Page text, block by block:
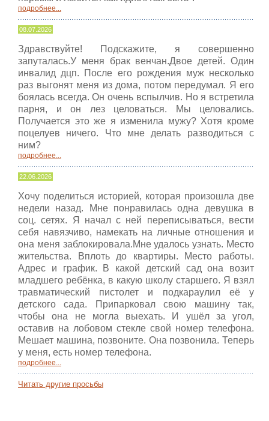
подробнее...
08.07.2026
Здравствуйте! Подскажите, я совершенно
запуталась.У меня брак венчан.Двое детей. Один
инвалид дцп. После его рождения муж несколько
раз выгонят меня из дома, потом передумал. Я его
боялась всегда. Он очень вспылчив. Но я встретила
парня, и он лез целоваться. Мы целовались.
Получается это же я изменила мужу? Хотя кроме
поцелуев ничего. Что мне делать разводиться с
ним?
подробнее...
22.06.2026
Хочу поделиться историей, которая произошла две
недели назад. Мне понравилась одна девушка в
соц. сетях. Я начал с ней переписываться, вести
себя навязчиво, намекать на личные отношения и
она меня заблокировала.Мне удалось узнать. Место
жительства. Вплоть до квартиры. Место работы.
Адрес и график. В какой детский сад она возит
младшего ребёнка, в какую школу старшего. Я взял
травматический пистолет и подкараулил её у
детского сада. Припарковал свою машину так,
чтобы она не могла выехать. И ушёл за угол,
оставив на лобовом стекле свой номер телефона.
Мешает машина, позвоните. Она позвонила. Теперь
у меня, есть номер телефона.
подробнее...
Читать другие просьбы